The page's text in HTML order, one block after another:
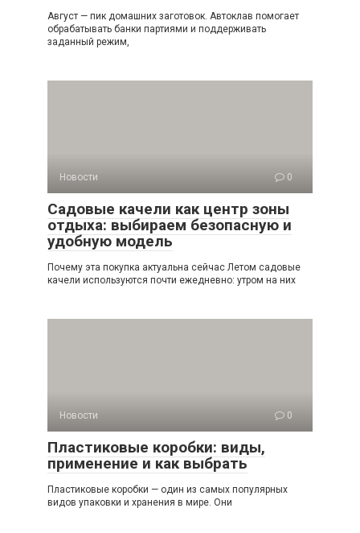
Август — пик домашних заготовок. Автоклав помогает
обрабатывать банки партиями и поддерживать
заданный режим,
Новости 0
Садовые качели как центр зоны
отдыха: выбираем безопасную и
удобную модель
Почему эта покупка актуальна сейчас Летом садовые
качели используются почти ежедневно: утром на них
Новости 0
Пластиковые коробки: виды,
применение и как выбрать
Пластиковые коробки — один из самых популярных
видов упаковки и хранения в мире. Они